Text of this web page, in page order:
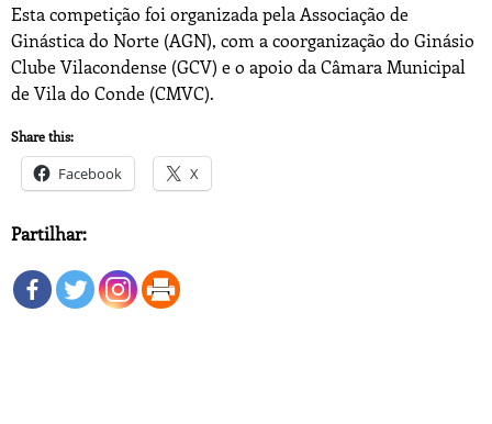
Esta competição foi organizada pela Associação de
Ginástica do Norte (AGN), com a coorganização do Ginásio
Clube Vilacondense (GCV) e o apoio da Câmara Municipal
de Vila do Conde (CMVC).
Share this:
Facebook X
Partilhar: